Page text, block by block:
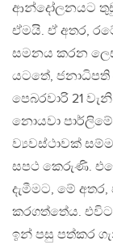
ආන්දෝලනයට
ඒමයි. ඒ අතර,
සමනය කරන
යටතේ,
පෙබරවාරි 21
නොයවා
ව්‍යවස්ථාවක්
සපථ කෙරුණි.
දැමීමට, මේ
කරගත්තේය.
ඉන් පසු පත්කර